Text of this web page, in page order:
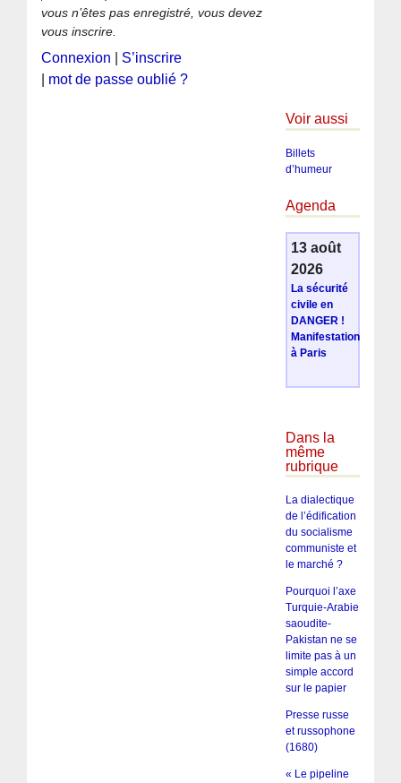
vous n’êtes pas enregistré, vous devez
vous inscrire.
Connexion
S’inscrire
mot de passe oublié ?
Voir aussi
Billets
d’humeur
Agenda
13 août
2026
La sécurité
civile en
DANGER !
Manifestation
à Paris
Dans la
même
rubrique
La dialectique
de l’édification
du socialisme
communiste et
le marché ?
Pourquoi l’axe
Turquie-Arabie
saoudite-
Pakistan ne se
limite pas à un
simple accord
sur le papier
Presse russe
et russophone
(1680)
« Le pipeline